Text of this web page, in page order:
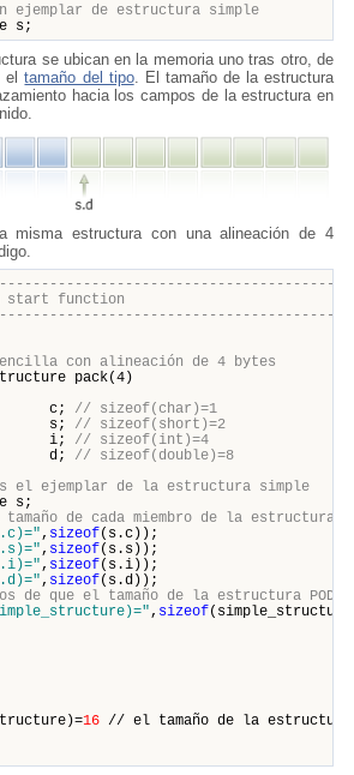
ejemplar de estructura simple
s;
se ubican en la memoria uno tras otro, de
eltamaño del tipo. El tamaño de la estructura
hacia los campos de la estructura en
misma estructura con una alineación de 4
program start
con alineación de 4 bytes
pack(4)
// sizeof(char)=1
// sizeof(short)=2
// sizeof(int)=4
// sizeof(double)=8
el ejemplar de la estructura simple
s;
de cada miembro de la estructura
, sizeof(s.c));
, sizeof(s.s));
, sizeof(s.i));
, sizeof(s.d));
de que el tamaño de la estructura POD
, sizeof
16 // el tamaño de la estructura